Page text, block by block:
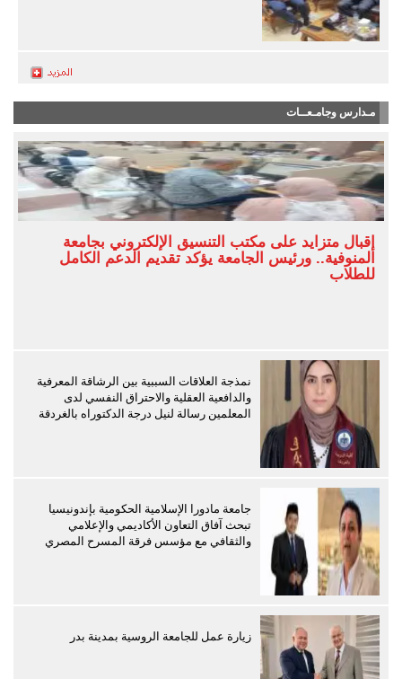
مـدارس وجامـعــات
إقبال متزايد على مكتب التنسيق الإلكتروني بجامعة
المنوفية.. ورئيس الجامعة يؤكد تقديم الدعم الكامل
للطلاب
نمذجة العلاقات السببية بين الرشاقة المعرفية
والدافعية العقلية والاحتراق النفسي لدى
المعلمين رسالة لنيل درجة الدكتوراه بالغردقة
جامعة مادورا الإسلامية الحكومية بإندونيسيا
تبحث آفاق التعاون الأكاديمي والإعلامي
والثقافي مع مؤسس فرقة المسرح المصري
زيارة عمل للجامعة الروسية بمدينة بدر